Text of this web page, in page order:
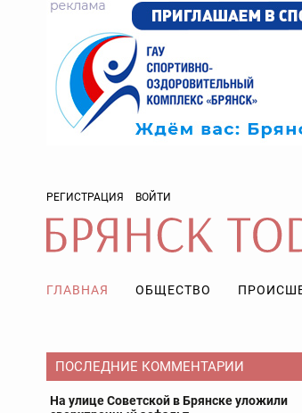
РЕГИСТРАЦИЯ ВОЙТИ
ГЛАВНАЯ ОБЩЕСТВО
ПОСЛЕДНИЕ КОММЕНТАРИИ
На улице Советской в Брянске уложили